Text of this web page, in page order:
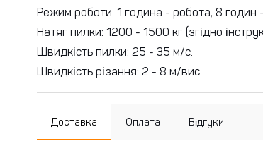
Режим роботи: 1 година - робота, 8 годин -
Натяг пилки: 1200 - 1500 кг (згідно
Швидкість пилки: 25 - 35 м/с.
Швидкість різання: 2 - 8 м/вис.
Доставка Оплата Відгуки